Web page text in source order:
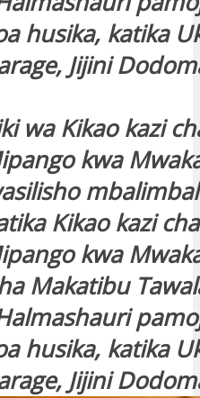
husika, katika
Jijini
wa Kikao kazi
kwa
Kikao kazi
kwa
Makatibu
husika, katika
Jijini